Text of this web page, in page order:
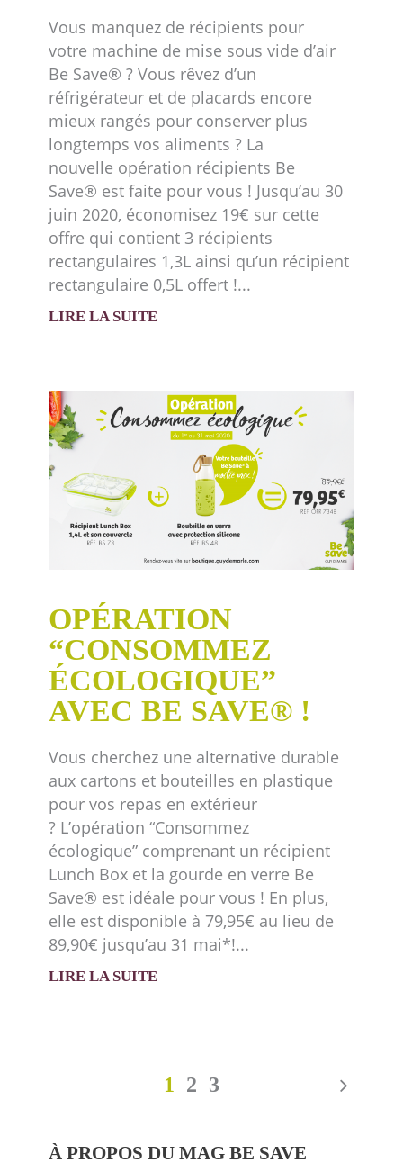
Vous manquez de récipients pour
votre machine de mise sous vide d’air
Be Save® ? Vous rêvez d’un
réfrigérateur et de placards encore
mieux rangés pour conserver plus
longtemps vos aliments ? La
nouvelle opération récipients Be
Save® est faite pour vous ! Jusqu’au 30
juin 2020, économisez 19€ sur cette
offre qui contient 3 récipients
rectangulaires 1,3L ainsi qu’un récipient
rectangulaire 0,5L offert !
LIRE LA SUITE
OPÉRATION
“CONSOMMEZ
ÉCOLOGIQUE”
AVEC BE SAVE® !
Vous cherchez une alternative durable
aux cartons et bouteilles en plastique
pour vos repas en extérieur
? L’opération “Consommez
écologique” comprenant un récipient
Lunch Box et la gourde en verre Be
Save® est idéale pour vous ! En plus,
elle est disponible à 79,95€ au lieu de
89,90€ jusqu’au 31 mai*!
LIRE LA SUITE
1 2 3
À PROPOS DU MAG BE SAVE